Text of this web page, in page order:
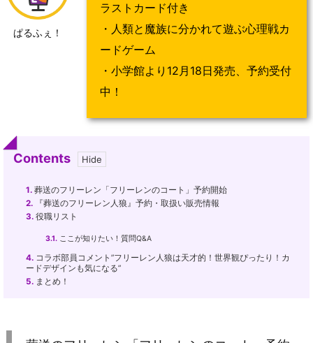
ぱるふぇ！
ラストカード付き
・人類と魔族に分かれて遊ぶ心理戦カ
ードゲーム
・小学館より12月18日発売、予約受付
中！
Contents
1. 葬送のフリーレン「フリーレンのコート」予約開始
2. 『葬送のフリーレン人狼』予約・取扱い販売情報
3. 役職リスト
3.1. ここが知りたい！質問Q&A
4. コラボ部員コメント”フリーレン人狼は天才的！世界観ぴったり！カ
ードデザインも気になる”
5. まとめ！